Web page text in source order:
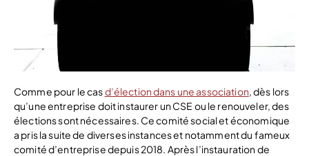
Comme pour le casd’élection dans une association, dès lors
qu’une entreprise doit instaurer un CSE ou le renouveler, des
élections sont nécessaires. Ce comité social et économique
a pris la suite de diverses instances et notamment du fameux
comité d’entreprise depuis 2018. Après l’instauration de